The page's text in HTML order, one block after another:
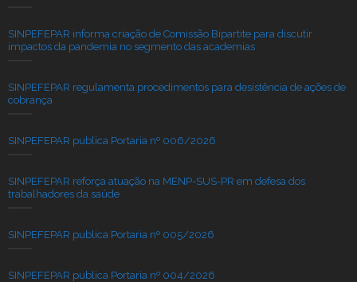
SINPEFEPAR informa criação de Comissão Bipartite para discutir
impactos da pandemia no segmento das academias
SINPEFEPAR regulamenta procedimentos para desistência de ações de
cobrança
SINPEFEPAR publica Portaria nº 006/2026
SINPEFEPAR reforça atuação na MENP-SUS-PR em defesa dos
trabalhadores da saúde
SINPEFEPAR publica Portaria nº 005/2026
SINPEFEPAR publica Portaria nº 004/2026